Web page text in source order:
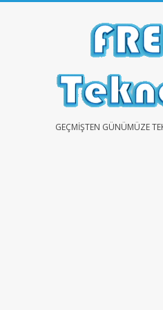
FREEGEÇMIŞTEN GÜNÜMÜZE